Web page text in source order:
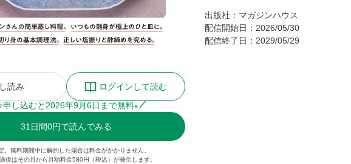
読み
ログインして読む
申し込むと 2026年9月6日まで無料※
31 日間0円で読んでみる
。無料期間中に解約した場合は料金がかかりません。
後はその月から月額料金580円（税込）が発生します。
簡単さと味わいでリピート必至。
焼く、煮る、蒸す、揚げる。手軽
出版社：マガジンハウス
配信開始日：2026/05/30
配信終了日：2029/05/29